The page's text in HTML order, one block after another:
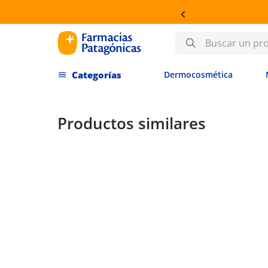
Buscar un producto
Dermocosmética
Productos similares